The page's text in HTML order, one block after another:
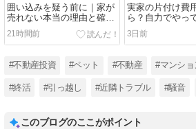
囲い込みを疑う前に｜家が
売れない本当の理由と確認
手順
21時間前
実家の片付け費
ら？自力でやっ
話【軽トラ1万円
3日前
#不動産投資 #ペット #不動産 #マンショ
#終活 #引っ越し #近隣トラブル #騒音
このブログのここがポイント